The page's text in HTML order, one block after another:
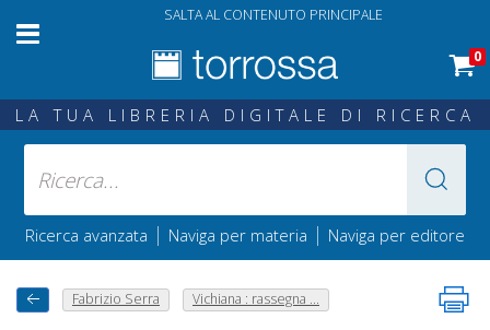
SALTA AL CONTENUTO PRINCIPALE
0
LA TUA LIBRERIA DIGITALE DI RICERCA
Ricerca avanzata | Naviga per materia | Naviga per editore
Fabrizio Serra Vichiana : rassegna ...